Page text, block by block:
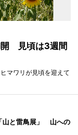
開 見頃は3週間
マワリが見頃を迎えて
山と雷鳥展」 山への